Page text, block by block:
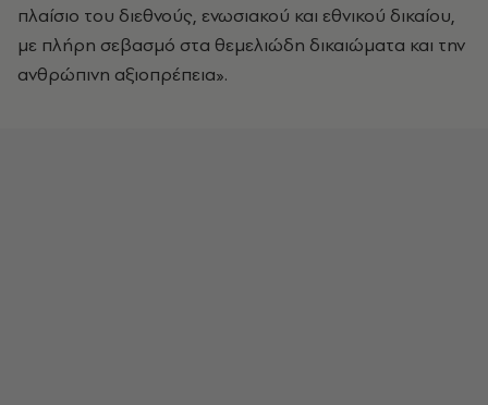
πλαίσιο του διεθνούς, ενωσιακού και εθνικού δικαίου,
με πλήρη σεβασμό στα θεμελιώδη δικαιώματα και την
ανθρώπινη αξιοπρέπεια».